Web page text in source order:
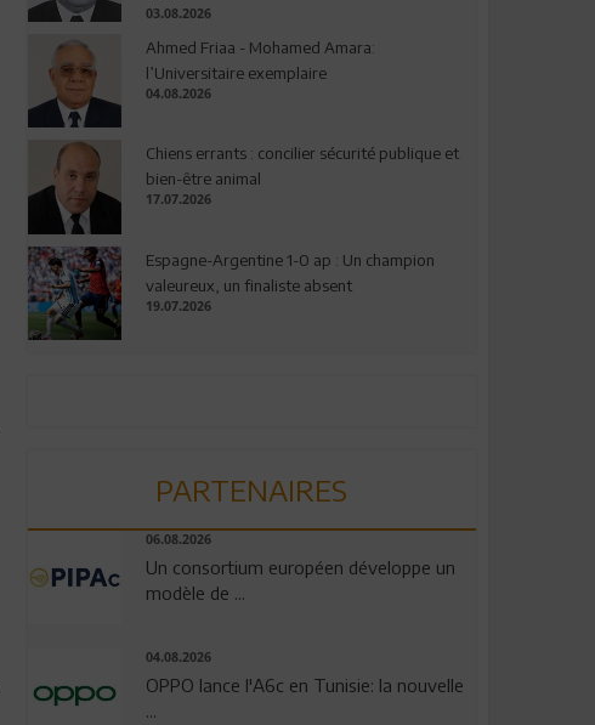
03.08.2026
Ahmed Friaa - Mohamed Amara:
l’Universitaire exemplaire
04.08.2026
Chiens errants : concilier sécurité publique et
bien-être animal
17.07.2026
Espagne-Argentine 1-0 ap : Un champion
valeureux, un finaliste absent
19.07.2026
PARTENAIRES
06.08.2026
Un consortium européen développe un
modèle de ...
04.08.2026
OPPO lance l'A6c en Tunisie: la nouvelle
...